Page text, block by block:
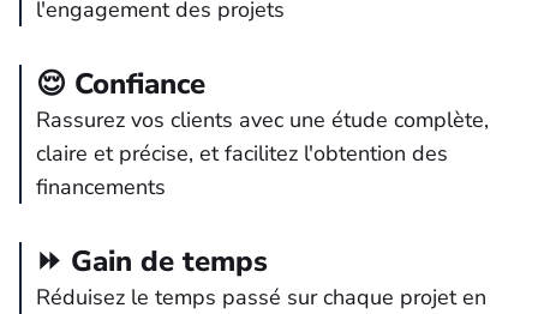
l'engagement des projets
😌 Confiance
Rassurez vos clients avec une étude complète,
claire et précise, et facilitez l'obtention des
financements
⏩ Gain de temps
Réduisez le temps passé sur chaque projet en